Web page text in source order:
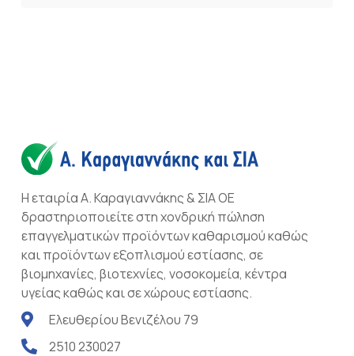
Η εταιρία Α. Καραγιαννάκης & ΣΙΑ ΟΕ
δραστηριοποιείτε στη χονδρική πώληση
επαγγελματικών προϊόντων καθαρισμού καθώς
και προϊόντων εξοπλισμού εστίασης, σε
βιομηχανίες, βιοτεχνίες, νοσοκομεία, κέντρα
υγείας καθώς και σε χώρους εστίασης.
Ελευθερίου Βενιζέλου 79
2510 230027